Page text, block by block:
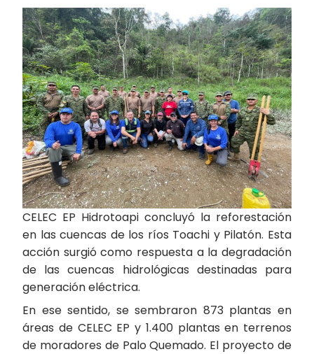
CELEC EP Hidrotoapi concluyó la reforestación
en las cuencas de los ríos Toachi y Pilatón. Esta
acción surgió como respuesta a la degradación
de las cuencas hidrológicas destinadas para
generación eléctrica.
En ese sentido, se sembraron 873 plantas en
áreas de CELEC EP y 1.400 plantas en terrenos
de moradores de Palo Quemado. El proyecto de